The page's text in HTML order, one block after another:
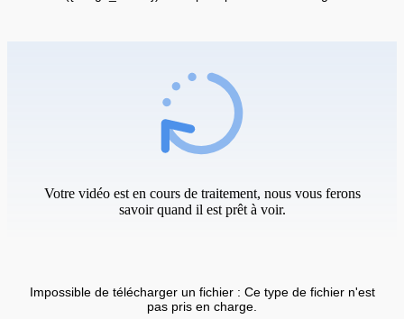
Votre vidéo est en cours de traitement, nous vous ferons
savoir quand il est prêt à voir.
Impossible de télécharger un fichier : Ce type de fichier n'est
pas pris en charge.